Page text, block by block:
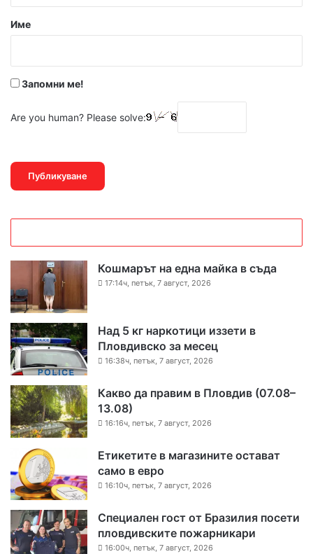
Име
Запомни ме!
Are you human? Please solve:
Кошмарът на една майка в съда
17:14ч, петък, 7 август, 2026
Над 5 кг наркотици иззети в
Пловдивско за месец
16:38ч, петък, 7 август, 2026
Какво да правим в Пловдив (07.08–
13.08)
16:16ч, петък, 7 август, 2026
Етикетите в магазините остават
само в евро
16:10ч, петък, 7 август, 2026
Специален гост от Бразилия посети
пловдивските пожарникари
16:00ч, петък, 7 август, 2026